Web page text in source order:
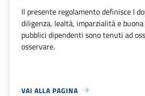
Il presente regolamento definisce I
diligenza, lealtà, imparzialità e
pubblici dipendenti sono tenuti ad
osservare.
VAI ALLA PAGINA